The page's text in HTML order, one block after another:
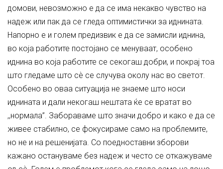
домови, невозможно е да се има некакво чувство на
надеж или пак да се гледа оптимистички за иднината.
Напорно е и голем предизвик е да се замисли иднина,
во која работите постојано се менуваат, особено
иднина во која работите се секогаш добри, и покрај тоа
што гледаме што сѐ се случува околу нас во светот.
Особено во оваа ситуација не знаеме што носи
иднината и дали некогаш нештата ќе се вратат во
,,нормала”. Забораваме што значи добро и како е да се
живее стабилно, се фокусираме само на проблемите,
но не и на решенијата. Со поедноставни зборови
кажано остануваме без надеж и често се откажуваме